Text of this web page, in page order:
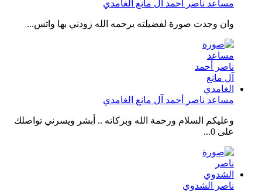
مساعد ناصر أحمد آل مانع الغامدي
وان وجدت صورة لفضيلته يرحمه الله زودني بها واتس...
مساعد ناصر أحمد آل مانع الغامدي
وعليكم السلام ورحمة الله وبركاته .. أبشر ويسرني تواصلك
على 0...
ناصر الشدوي